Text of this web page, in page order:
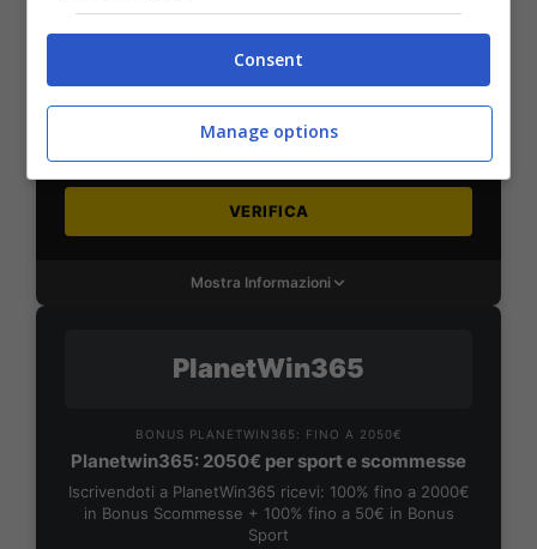
50% sul deposito fino a 50€
1000€
VERIFICA
Mostra Informazioni
PlanetWin365
BONUS PLANETWIN365: FINO A 2050€
Planetwin365: 2050€ per sport e scommesse
Iscrivendoti a PlanetWin365 ricevi: 100% fino a 2000€
in Bonus Scommesse + 100% fino a 50€ in Bonus
Sport
Consent
Manage options